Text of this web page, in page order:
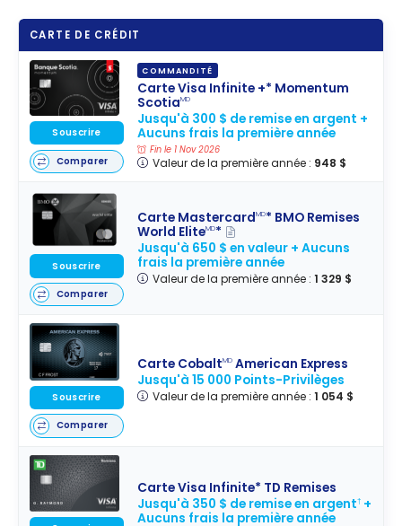
CARTE DE CRÉDIT
COMMANDITÉ
Carte Visa Infinite +* Momentum
ScotiaMD
Jusqu'à 300 $ de remise en argent +
Aucuns frais la première année
Fin le 1 Nov 2026
Valeur de la première année : 948 $
Souscrire
Comparer
Carte MastercardMD* BMO Remises
World EliteMD*
Jusqu'à 650 $ en valeur + Aucuns
frais la première année
Valeur de la première année : 1 329 $
Souscrire
Comparer
Carte CobaltMD American Express
Jusqu'à 15 000 Points-Privilèges
Valeur de la première année : 1 054 $
Souscrire
Comparer
Carte Visa Infinite* TD Remises
Jusqu'à 350 $ de remise en argent† +
Aucuns frais la première année